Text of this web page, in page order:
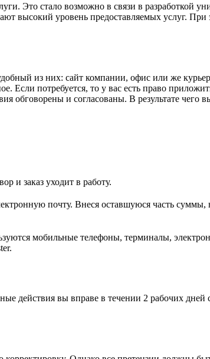
Это стало возможно в связи в разработкой
высокий уровень предоставляемых услуг.
из них: сайт компании, офис или же
потребуется, то у вас есть право
обговорены и согласованы. В результате чего
и заказ уходит в работу.
почту. Внеся оставшуюся часть суммы,
мобильные телефоны, терминалы,
действия вы вправе в течении 2 рабочих